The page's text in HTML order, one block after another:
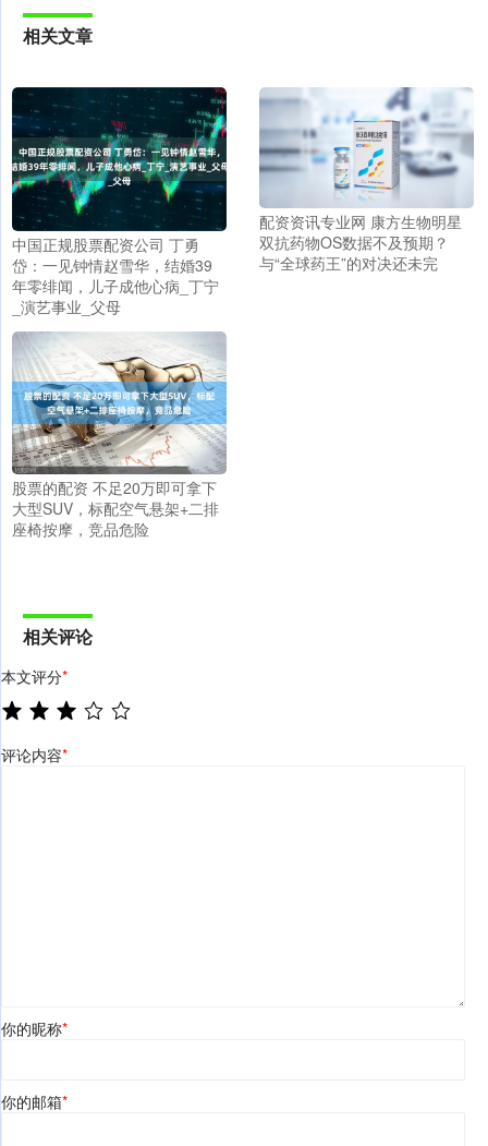
相关文章
中国正规股票配资公司 丁勇
岱：一见钟情赵雪华，结婚39
年零绯闻，儿子成他心病_丁宁
_演艺事业_父母
配资资讯专业网 康方生物明星
双抗药物OS数据不及预期？
与“全球药王”的对决还未完
股票的配资 不足20万即可拿下
大型SUV，标配空气悬架+二排
座椅按摩，竞品危险
相关评论
本文评分*
评论内容*
你的昵称*
你的邮箱*